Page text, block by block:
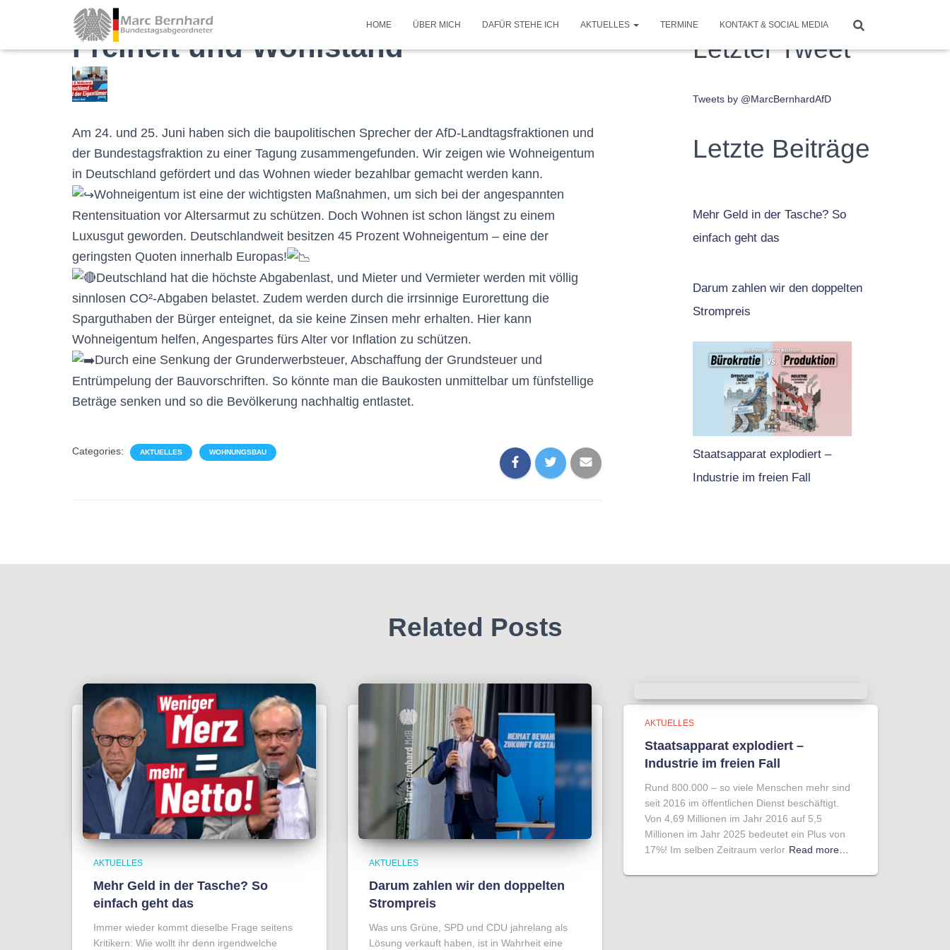
HOME ÜBER MICH DAFÜR STEHE ICH AKTUELLES TERMINE KONTAKT & SOCIAL MEDIA
Freiheit und Wohlstand
Am 24. und 25. Juni haben sich die baupolitischen Sprecher der AfD-Landtagsfraktionen und
der Bundestagsfraktion zu einer Tagung zusammengefunden. Wir zeigen wie Wohneigentum
in Deutschland gefördert und das Wohnen wieder bezahlbar gemacht werden kann.
Wohneigentum ist eine der wichtigsten Maßnahmen, um sich bei der angespannten
Rentensituation vor Altersarmut zu schützen. Doch Wohnen ist schon längst zu einem
Luxusgut geworden. Deutschlandweit besitzen 45 Prozent Wohneigentum – eine der
geringsten Quoten innerhalb Europas!
Deutschland hat die höchste Abgabenlast, und Mieter und Vermieter werden mit völlig
sinnlosen CO²-Abgaben belastet. Zudem werden durch die irrsinnige Eurorettung die
Sparguthaben der Bürger enteignet, da sie keine Zinsen mehr erhalten. Hier kann
Wohneigentum helfen, Angespartes fürs Alter vor Inflation zu schützen.
Durch eine Senkung der Grunderwerbsteuer, Abschaffung der Grundsteuer und
Entrümpelung der Bauvorschriften. So könnte man die Baukosten unmittelbar um fünfstellige
Beträge senken und so die Bevölkerung nachhaltig entlastet.
Categories: AKTUELLES WOHNUNGSBAU
Letzter Tweet
Tweets by @MarcBernhardAfD
Letzte Beiträge
Mehr Geld in der Tasche? So
einfach geht das
Darum zahlen wir den doppelten
Strompreis
Staatsapparat explodiert –
Industrie im freien Fall
Related Posts
AKTUELLES
Mehr Geld in der Tasche? So
einfach geht das
Immer wieder kommt dieselbe Frage seitens
Kritikern: Wie wollt ihr denn irgendwelche
AKTUELLES
Darum zahlen wir den doppelten
Strompreis
Was uns Grüne, SPD und CDU jahrelang als
Lösung verkauft haben, ist in Wahrheit eine
AKTUELLES
Staatsapparat explodiert –
Industrie im freien Fall
Rund 800.000 – so viele Menschen mehr sind
seit 2016 im öffentlichen Dienst beschäftigt.
Von 4,69 Millionen im Jahr 2016 auf 5,5
Millionen im Jahr 2025 bedeutet ein Plus von
17%! Im selben Zeitraum verlor Read more…